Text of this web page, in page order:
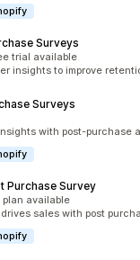
Surveys
trial available
insights to improve
Surveys
with post-purchase
Purchase Survey
plan available
sales with post